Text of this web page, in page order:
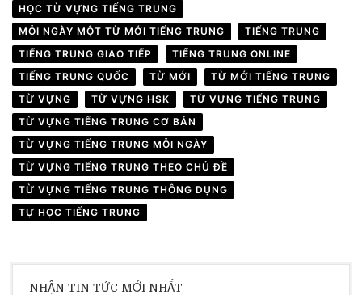
HỌC TỪ VỰNG TIẾNG TRUNG
MỖI NGÀY MỘT TỪ MỚI TIẾNG TRUNG
TIẾNG TRUNG
TIẾNG TRUNG GIAO TIẾP
TIẾNG TRUNG ONLINE
TIẾNG TRUNG QUỐC
TỪ MỚI
TỪ MỚI TIẾNG TRUNG
TỪ VỰNG
TỪ VỰNG HSK
TỪ VỰNG TIẾNG TRUNG
TỪ VỰNG TIẾNG TRUNG CƠ BẢN
TỪ VỰNG TIẾNG TRUNG MỖI NGÀY
TỪ VỰNG TIẾNG TRUNG THEO CHỦ ĐỀ
TỪ VỰNG TIẾNG TRUNG THÔNG DỤNG
TỰ HỌC TIẾNG TRUNG
NHẬN TIN TỨC MỚI NHẤT